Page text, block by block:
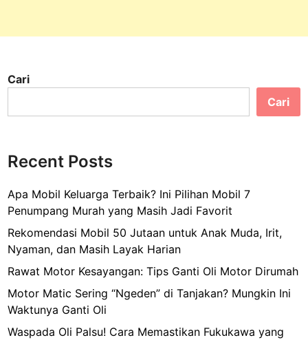
Cari
Cari
Recent Posts
Apa Mobil Keluarga Terbaik? Ini Pilihan Mobil 7
Penumpang Murah yang Masih Jadi Favorit
Rekomendasi Mobil 50 Jutaan untuk Anak Muda, Irit,
Nyaman, dan Masih Layak Harian
Rawat Motor Kesayangan: Tips Ganti Oli Motor Dirumah
Motor Matic Sering “Ngeden” di Tanjakan? Mungkin Ini
Waktunya Ganti Oli
Waspada Oli Palsu! Cara Memastikan Fukukawa yang